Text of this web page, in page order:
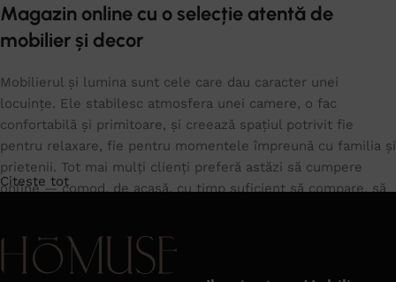
Magazin online cu o selecție atentă de
mobilier și decor
Mobilierul și lumina sunt cele care dau caracter unei
locuințe. Ele stabilesc atmosfera unei camere, o fac
confortabilă și primitoare, și creează spațiul potrivit fie
pentru relaxare, fie pentru momentele împreună cu familia și
prietenii. Tot mai mulți clienți preferă astăzi să cumpere
online — comod, de acasă, cu timp suficient să compare, să
dormitor, dining și hol, alături de o gamă largă de corpuri de
iluminat pentru fiecare cameră.
Citeste tot